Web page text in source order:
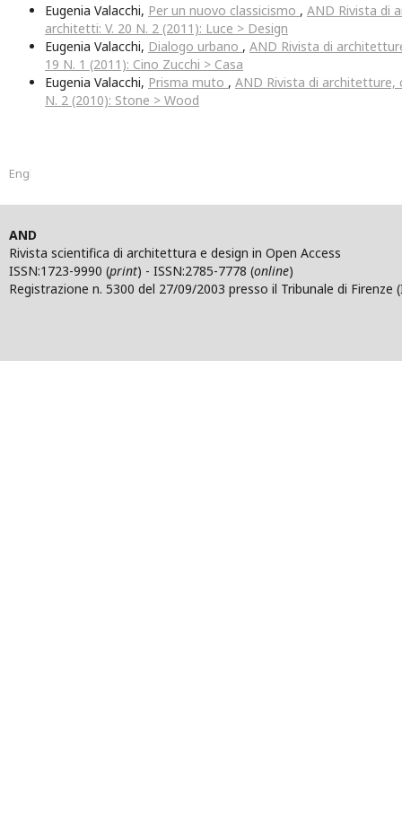
Eugenia Valacchi, Per un nuovo classicismo , AND Rivista di
architetti: V. 20 N. 2 (2011): Luce > Design
Eugenia Valacchi, Dialogo urbano , AND Rivista di
19 N. 1 (2011): Cino Zucchi > Casa
Eugenia Valacchi, Prisma muto , AND Rivista di architetture,
N. 2 (2010): Stone > Wood
English
AND
Rivista scientifica di architettura e design in Open Access
ISSN:1723-9990 (print) - ISSN:2785-7778 (online)
Registrazione n. 5300 del 27/09/2003 presso il Tribunale di Firenze